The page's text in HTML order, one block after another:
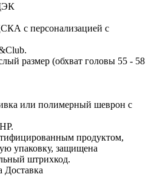
с персонализацией с
размер (обхват головы 55 - 58
или полимерный шеврон с
продуктом,
упаковку, защищена
штрихкод.
Доставка